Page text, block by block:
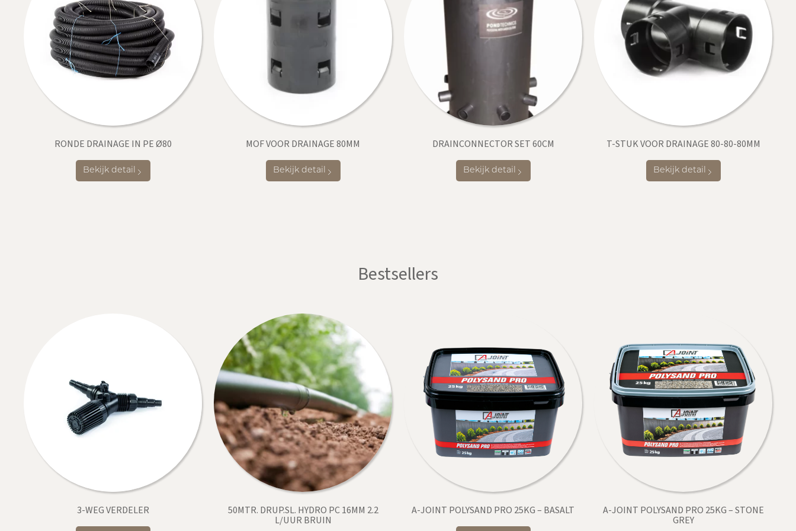
RONDE DRAINAGE IN PE Ø80
Bekijk detail
MOF VOOR DRAINAGE 80MM
Bekijk detail
DRAINCONNECTOR SET 60CM
Bekijk detail
T-STUK VOOR DRAINAGE 80-80-80MM
Bekijk detail
Bestsellers
3-WEG VERDELER 50MTR. DRUP.SL. HYDRO PC 16MM 2.2
L/UUR BRUIN
A-JOINT POLYSAND PRO 25KG – BASALT A-JOINT POLYSAND PRO 25KG – STONE
GREY